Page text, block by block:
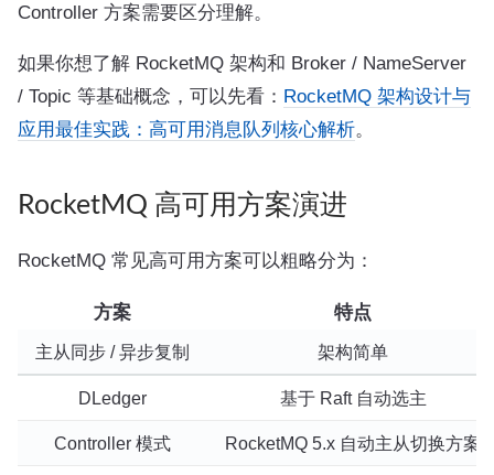
Controller 方案需要区分理解。
如果你想了解 RocketMQ 架构和 Broker / NameServer
/ Topic 等基础概念，可以先看： RocketMQ 架构设计与
应用最佳实践：高可用消息队列核心解析。
RocketMQ 高可用方案演进
RocketMQ 常见高可用方案可以粗略分为：
方案 特点
主从同步 / 异步复制 架构简单
DLedger 基于 Raft 自动选主
Controller 模式 RocketMQ 5.x 自动主从切换方案